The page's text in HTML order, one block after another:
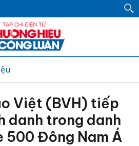
Việt (BVH) tiếp
danh trong danh
500 Đông Nam Á